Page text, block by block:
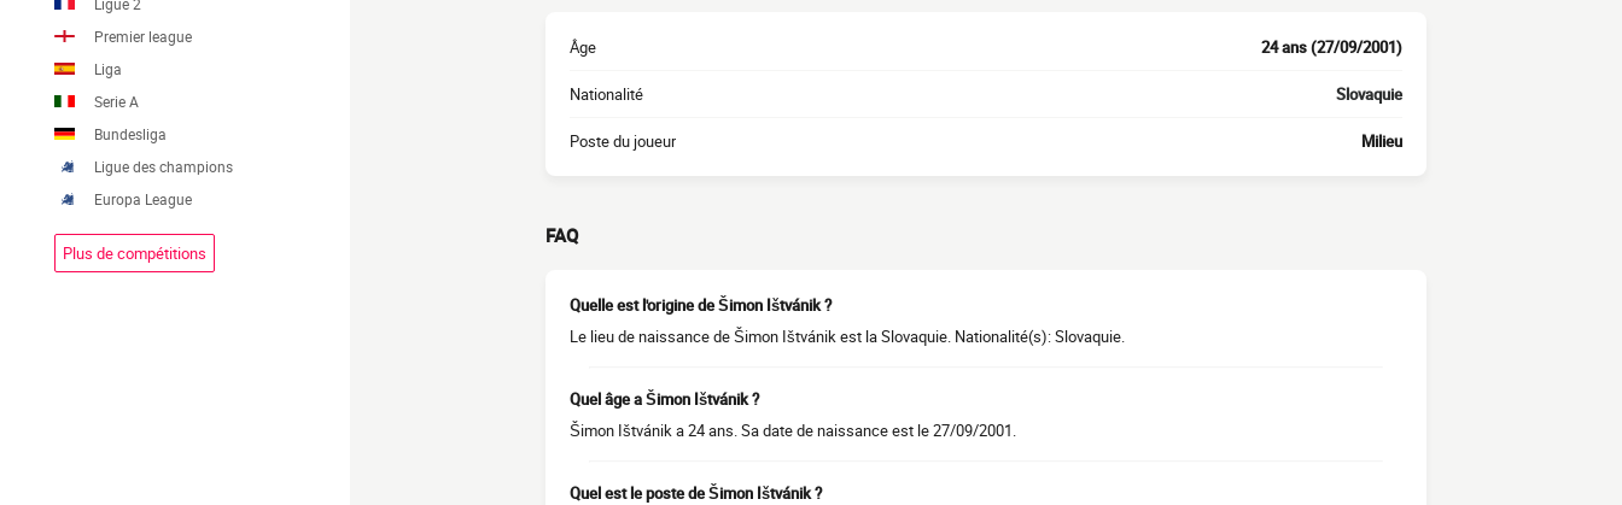
Premier league
Liga
Serie A
Bundesliga
Ligue des champions
Europa League
Plus de compétitions
Âge 24 ans (27/09/2001)
Nationalité Slovaquie
Poste du joueur Milieu
FAQ
Quelle est l'origine de Šimon Ištvánik ?
Le lieu de naissance de Šimon Ištvánik est la Slovaquie. Nationalité(s): Slovaquie.
Quel âge a Šimon Ištvánik ?
Šimon Ištvánik a 24 ans. Sa date de naissance est le 27/09/2001.
Quel est le poste de Šimon Ištvánik ?